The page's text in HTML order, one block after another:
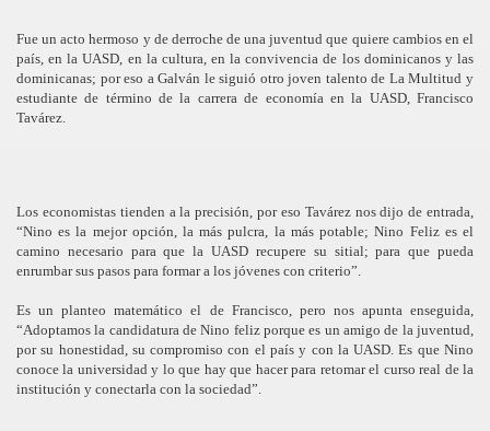
Fue un acto hermoso y de derroche de una juventud que quiere cambios en el
país, en la UASD, en la cultura, en la convivencia de los dominicanos y las
dominicanas; por eso a Galván le siguió otro joven talento de La Multitud y
estudiante de término de la carrera de economía en la UASD, Francisco
Tavárez.
Los economistas tienden a la precisión, por eso Tavárez nos dijo de entrada,
“Nino es la mejor opción, la más pulcra, la más potable; Nino Feliz es el
camino necesario para que la UASD recupere su sitial; para que pueda
enrumbar sus pasos para formar a los jóvenes con criterio”.
Es un planteo matemático el de Francisco, pero nos apunta enseguida,
“Adoptamos la candidatura de Nino feliz porque es un amigo de la juventud,
por su honestidad, su compromiso con el país y con la UASD. Es que Nino
conoce la universidad y lo que hay que hacer para retomar el curso real de la
institución y conectarla con la sociedad”.